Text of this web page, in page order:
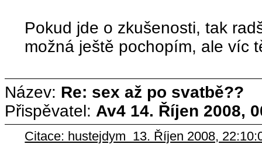
Pokud jde o zkušenosti, tak
možná ještě pochopím, ale víc
Název: Re: sex až po svatbě??
Přispěvatel: Av4 14. Říjen 2008,
Citace: hustejdym 13. Říjen 2008,